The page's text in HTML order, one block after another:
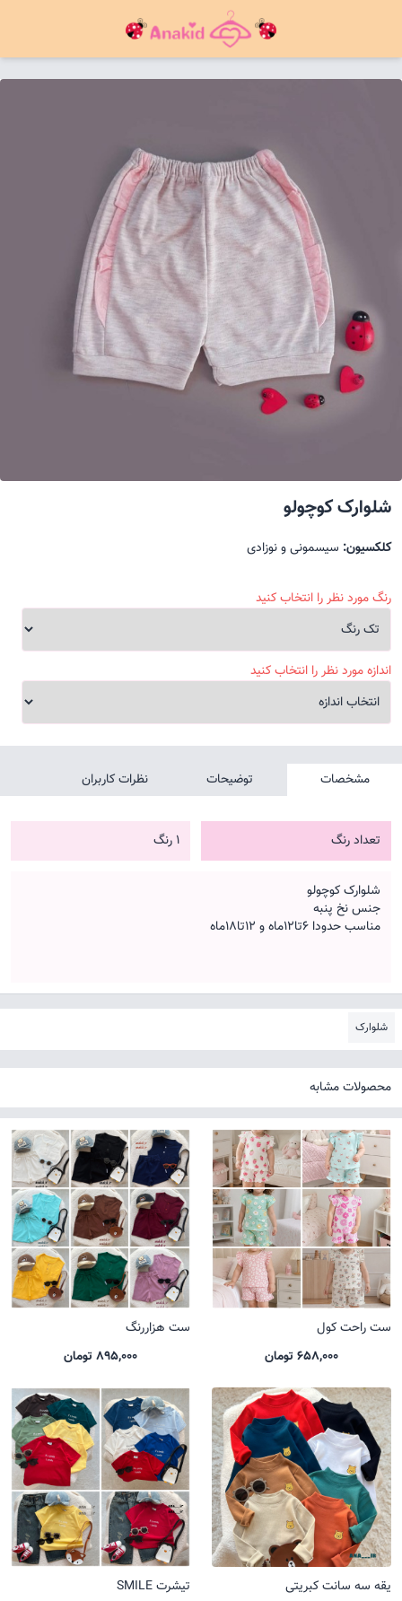
شلوارک کوچولو
کلکسیون: سیسمونی و نوزادی
رنگ مورد نظر را انتخاب کنید
اندازه مورد نظر را انتخاب کنید
مشخصات توضیحات نظرات کاربران
تعداد رنگ 1 رنگ
شلوارک کوچولو
جنس نخ پنبه
مناسب حدودا 6تا12ماه و 12تا18ماه
شلوارک
محصولات مشابه
ست راحت کول
658,000 تومان
ست هزاررنگ
895,000 تومان
یقه سه سانت کبریتی
تیشرت SMILE